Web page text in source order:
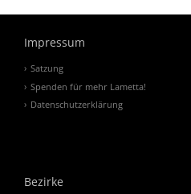
Impressum
Satzung
Spenden für mehr Lametta!
Datenschutzerklärung
Bezirke